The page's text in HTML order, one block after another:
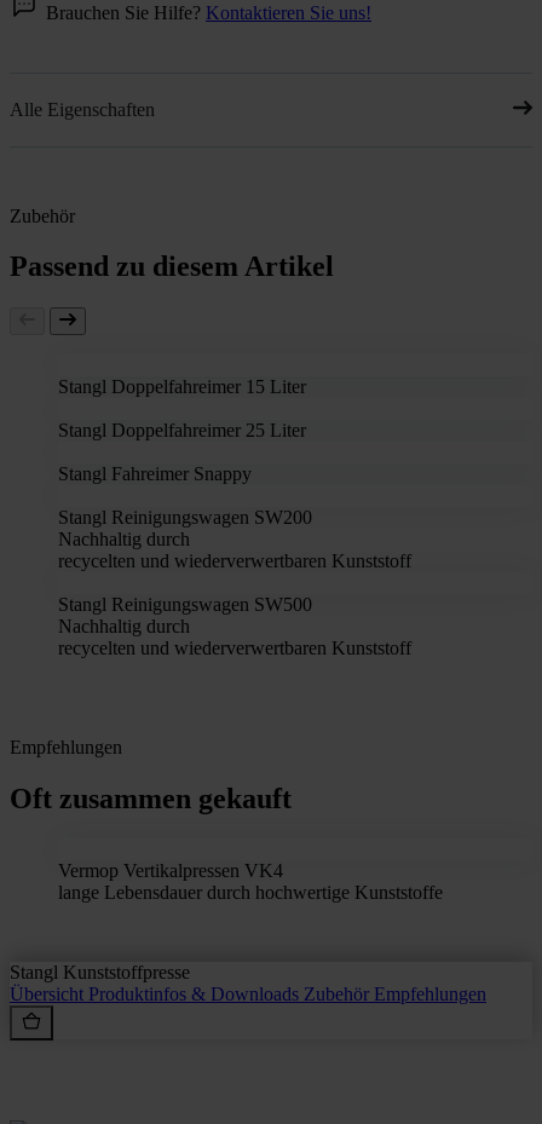
Brauchen Sie Hilfe? Kontaktieren Sie uns!
Alle Eigenschaften
Zubehör
Passend zu diesem Artikel
Stangl Doppelfahreimer 15 Liter
Stangl Doppelfahreimer 25 Liter
Stangl Fahreimer Snappy
Stangl Reinigungswagen SW200
Nachhaltig durch
recycelten und wiederverwertbaren Kunststoff
Stangl Reinigungswagen SW500
Nachhaltig durch
recycelten und wiederverwertbaren Kunststoff
Empfehlungen
Oft zusammen gekauft
Vermop Vertikalpressen VK4
lange Lebensdauer durch hochwertige Kunststoffe
Stangl Kunststoffpresse
Übersicht Produktinfos & Downloads Zubehör Empfehlungen